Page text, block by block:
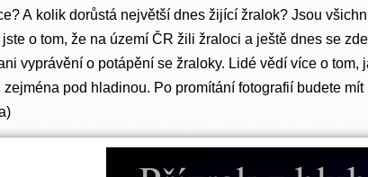
A kolik dorůstá největší dnes žijící žralok? Jsou
o tom, že na území ČR žili žraloci a ještě dnes se
vyprávění o potápění se žraloky. Lidé vědí více o
zejména pod hladinou. Po promítání fotografií budete